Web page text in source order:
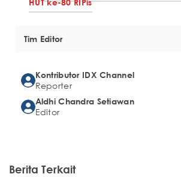
HUT ke-80 RIPis
Tim Editor
Kontributor IDX Channel
Reporter
Aldhi Chandra Setiawan
Editor
Berita Terkait